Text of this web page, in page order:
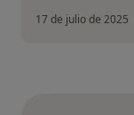
17 de julio de 2025